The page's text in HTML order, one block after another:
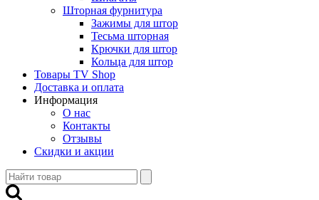
Шторная фурнитура
Зажимы для штор
Тесьма шторная
Крючки для штор
Кольца для штор
Товары TV Shop
Доставка и оплата
Информация
О нас
Контакты
Отзывы
Скидки и акции